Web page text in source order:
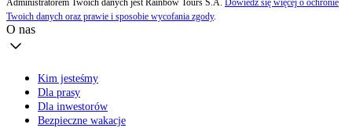
Administratorem Twoich danych jest Rainbow Tours S.A. Dowiedz się więcej o ochronie
Twoich danych oraz prawie i sposobie wycofania zgody.
O nas
Kim jesteśmy
Dla prasy
Dla inwestorów
Bezpieczne wakacje